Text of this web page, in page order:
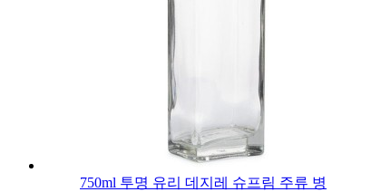
750ml 투명 유리 데지레 슈프림 주류 병